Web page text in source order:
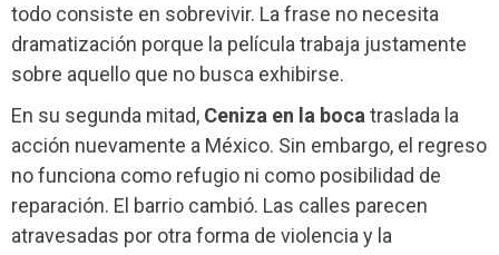
todo consiste en sobrevivir. La frase no necesita
dramatización porque la película trabaja justamente
sobre aquello que no busca exhibirse.
En su segunda mitad, Ceniza en la bocatraslada la
acción nuevamente a México. Sin embargo, el regreso
no funciona como refugio ni como posibilidad de
reparación. El barrio cambió. Las calles parecen
atravesadas por otra forma de violencia y la